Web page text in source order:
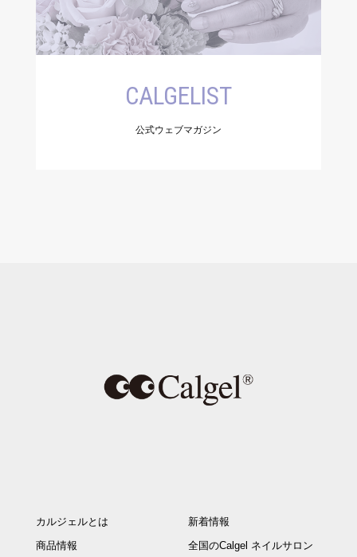
CALGELIST
公式ウェブマガジン
カルジェルとは
商品情報
新着情報
全国のCalgel ネイルサロン